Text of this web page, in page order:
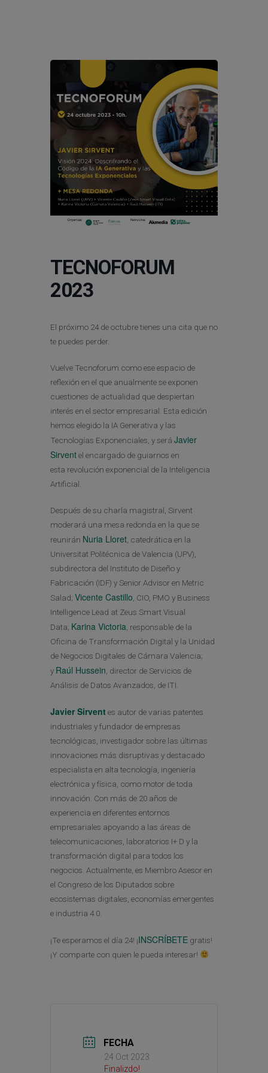
TECNOFORUM
2023
El próximo 24 de octubre tienes una cita que no
te puedes perder.
Vuelve Tecnoforum como ese espacio de
reflexión en el que anualmente se exponen
cuestiones de actualidad que despiertan
interés en el sector empresarial. Esta edición
hemos elegido la IA Generativa y las
Tecnologías Exponenciales, y será Javier
Sirventel encargado de guiarnos en
esta revolución exponencial de la Inteligencia
Artificial.
Después de su charla magistral, Sirvent
moderará una mesa redonda en la que se
reunirán Nuria Lloret , catedrática en la
Universitat Politécnica de Valencia (UPV),
subdirectora del Instituto de Diseño y
Fabricación (IDF) y Senior Advisor en Metric
Salad; Vicente Castillo , CIO, PMO y Business
Intelligence Lead at Zeus Smart Visual
Data; Karina Victoria , responsable de la
Oficina de Transformación Digital y la Unidad
de Negocios Digitales de Cámara Valencia;
y Raúl Hussein , director de Servicios de
Análisis de Datos Avanzados, de ITI.
Javier Sirventes autor de varias patentes
industriales y fundador de empresas
tecnológicas, investigador sobre las últimas
innovaciones más disruptivas y destacado
especialista en alta tecnología, ingeniería
electrónica y física, como motor de toda
innovación. Con más de 20 años de
experiencia en diferentes entornos
empresariales apoyando a las áreas de
telecomunicaciones, laboratorios I+ D y la
transformación digital para todos los
negocios. Actualmente, es Miembro Asesor en
el Congreso de los Diputados sobre
ecosistemas digitales, economías emergentes
e industria 4.0.
¡Te esperamos el día 24! ¡INSCRÍBETE gratis!
¡Y comparte con quien le pueda interesar!
FECHA
24 Oct 2023
Finalizdo!